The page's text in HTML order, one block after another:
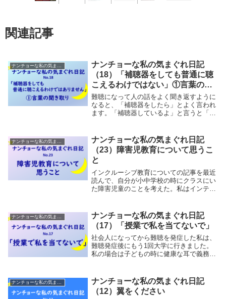
関連記事
ナンチョーな私の気まぐれ日記
（18）「補聴器をしても普通に聴
こえるわけではない」①言葉の聞
き取り
難聴になって人の話をよく聞き返すように
なると、「補聴器をしたら」とよく言われ
ます。「補聴器しているよ」と言うと「も
こえるようにしようと、すでに片耳30～40
万円台（...
ナンチョーな私の気まぐれ日記
（23）障害児教育について思うこ
と
インクルーシブ教育についての記事を最近
読んで、自分が小中学校の時にクラスにい
た障害児童のことを考えた。私はインテグ
のだろうと調べてみた。インクルーシブ教
育とは「身体...
ナンチョーな私の気まぐれ日記
ナンチョーな私の気まぐれ日記
（17）「授業で私を当てないで」
社会人になってから難聴を発症した私は、
難聴発症後にもう1回大学に行きました。
私の場合は子どもの時に健康な耳で義務教
労の内に入りません。それでも困ったこと
はいっぱいあ...
ナンチョーな私の気まぐれ日記
（12）翼をください